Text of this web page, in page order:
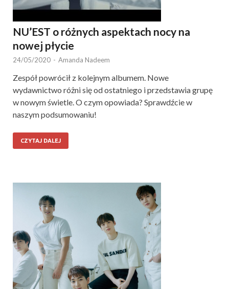
NU’EST o różnych aspektach nocy na
nowej płycie
24/05/2020 - Amanda Nadeem
Zespół powrócił z kolejnym albumem. Nowe
wydawnictwo różni się od ostatniego i przedstawia grupę
w nowym świetle. O czym opowiada? Sprawdźcie w
naszym podsumowaniu!
CZYTAJ DALEJ